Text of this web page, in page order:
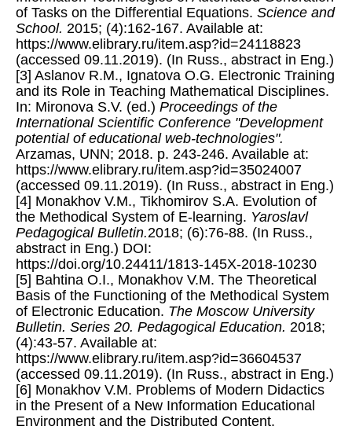
of Tasks on the Differential Equations. Science and
School. 2015; (4):162-167. Available at:
https://www.elibrary.ru/item.asp?id=24118823
(accessed 09.11.2019). (In Russ., abstract in Eng.)
[3] Aslanov R.M., Ignatova O.G. Electronic Training
and its Role in Teaching Mathematical Disciplines.
In: Mironova S.V. (ed.) Proceedings of the
International Scientific Conference "Development
potential of educational web-technologies".
Arzamas, UNN; 2018. p. 243-246. Available at:
https://www.elibrary.ru/item.asp?id=35024007
(accessed 09.11.2019). (In Russ., abstract in Eng.)
[4] Monakhov V.M., Tikhomirov S.A. Evolution of
the Methodical System of E-learning. Yaroslavl
Pedagogical Bulletin.2018; (6):76-88. (In Russ.,
abstract in Eng.) DOI:
https://doi.org/10.24411/1813-145X-2018-10230
[5] Bahtina O.I., Monakhov V.M. The Theoretical
Basis of the Functioning of the Methodical System
of Electronic Education. The Moscow University
Bulletin. Series 20. Pedagogical Education. 2018;
(4):43-57. Available at:
https://www.elibrary.ru/item.asp?id=36604537
(accessed 09.11.2019). (In Russ., abstract in Eng.)
[6] Monakhov V.M. Problems of Modern Didactics
in the Present of a New Information Educational
Environment and the Distributed Content.